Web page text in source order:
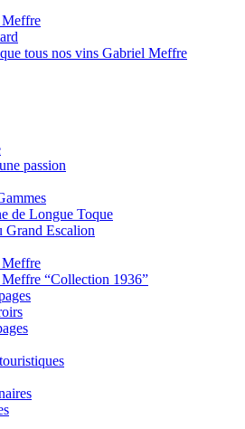
passion
de Longue Toque
Grand Escalion
“Collection 1936”